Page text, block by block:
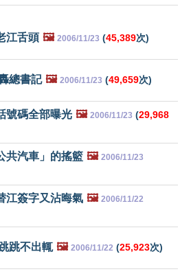
江舌頭 🖼️ 2006/11/23 (45,389次)
總書記 🖼️ 2006/11/23 (49,659次)
號碼全部曝光 🖼️ 2006/11/23 (29,968
共汽車」的搖籃 🖼️ 2006/11/23
江簽字又沾晦氣 🖼️ 2006/11/22
跳不出輒 🖼️ 2006/11/22 (25,923次)